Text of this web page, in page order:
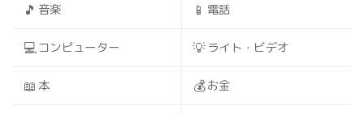
🎵 音楽 📱 電話
💻 コンピューター 💡 ライト・ビデオ
📖 本 💰お金